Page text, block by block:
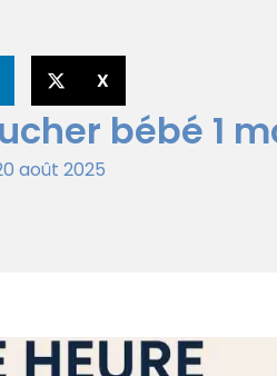
X
bébé 1
août 2025